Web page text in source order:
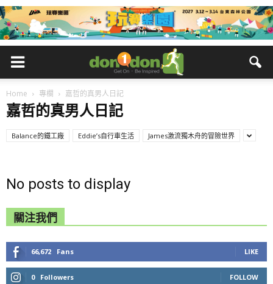
Home 專欄 嘉哲的真男人日記
嘉哲的真男人日記
Balance的鐵工廠 Eddie’s自行車生活 James激流獨木舟的冒險世界
No posts to display
關注我們
66,672 Fans LIKE
0 Followers FOLLOW